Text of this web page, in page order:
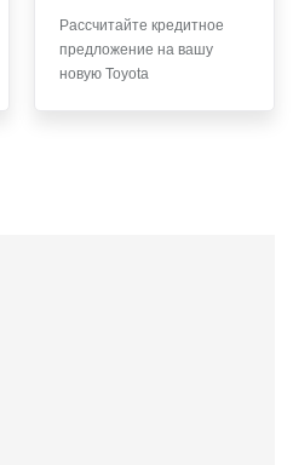
Рассчитайте кредитное
предложение на вашу
новую Toyota